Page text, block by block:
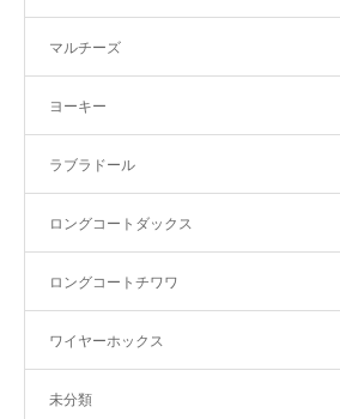
マルチーズ
ヨーキー
ラブラドール
ロングコートダックス
ロングコートチワワ
ワイヤーホックス
未分類